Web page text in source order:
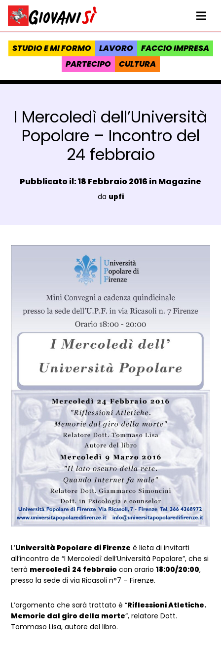
Vai al contenuto
Homepage Giovanisì - Progetto della Regione Toscana
STUDIO E MI FORMO LAVORO
FACCIO IMPRESA
PARTECIPO
CULTURA
I Mercoledì dell’Università
Popolare – Incontro del
24 febbraio
Data e ora:
Pubblicato il: 18 Febbraio 2016 inMagazine
Luogo:
da upfi
Dettagli Post Magazine
L’Università Popolare di Firenze è lieta di invitarti
all’incontro de “I Mercoledì dell’Università Popolare”, che si
terrà mercoledì 24 febbraio con orario18:00/20:00,
presso la sede di via Ricasoli n°7 – Firenze.
L’argomento che sarà trattato è “Riflessioni Atletiche.
Memorie dal giro della morte“, relatore Dott.
Tommaso Lisa, autore del libro.